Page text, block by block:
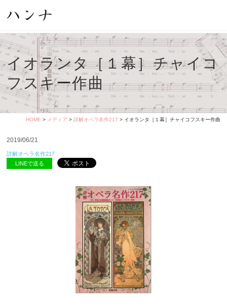
イオランタ［１幕］チャイコ
フスキー作曲
HOME > メディア > 詳解オペラ名作217 > イオランタ［１幕］チャイコフスキー作曲
2019/06/21
詳解オペラ名作217
LINEで送る